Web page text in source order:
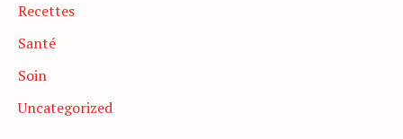
Recettes
Santé
Soin
Uncategorized